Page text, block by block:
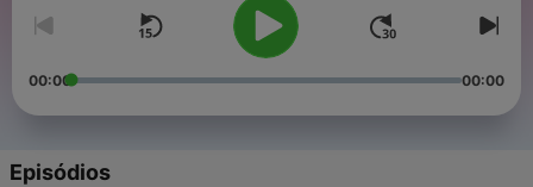
00:00 00:00
Episódios